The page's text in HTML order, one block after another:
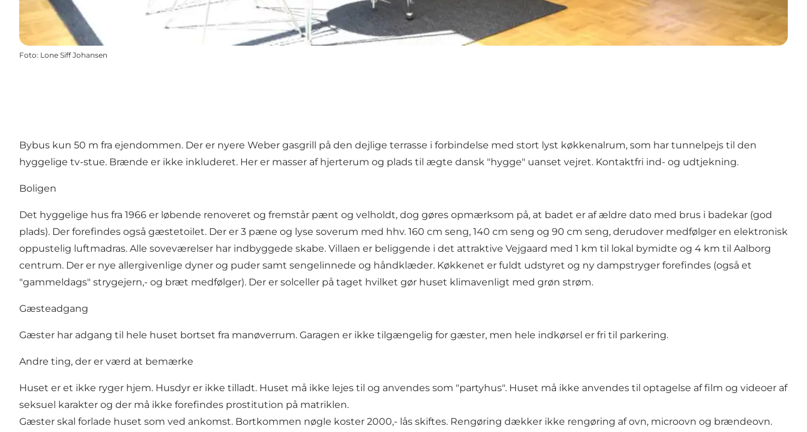
Foto: Lone Siff Johansen
Bybus kun 50 m fra ejendommen. Der er nyere Weber gasgrill på den dejlige terrasse i forbindelse med stort lyst køkkenalrum, som har tunnelpejs til den
hyggelige tv-stue. Brænde er ikke inkluderet. Her er masser af hjerterum og plads til ægte dansk "hygge" uanset vejret. Kontaktfri ind- og udtjekning.
Boligen
Det hyggelige hus fra 1966 er løbende renoveret og fremstår pænt og velholdt, dog gøres opmærksom på, at badet er af ældre dato med brus i badekar (god
plads). Der forefindes også gæstetoilet. Der er 3 pæne og lyse soverum med hhv. 160 cm seng, 140 cm seng og 90 cm seng, derudover medfølger en elektronisk
oppustelig luftmadras. Alle soveværelser har indbyggede skabe. Villaen er beliggende i det attraktive Vejgaard med 1 km til lokal bymidte og 4 km til Aalborg
centrum. Der er nye allergivenlige dyner og puder samt sengelinnede og håndklæder. Køkkenet er fuldt udstyret og ny dampstryger forefindes (også et
"gammeldags" strygejern,- og bræt medfølger). Der er solceller på taget hvilket gør huset klimavenligt med grøn strøm.
Gæsteadgang
Gæster har adgang til hele huset bortset fra manøverrum. Garagen er ikke tilgængelig for gæster, men hele indkørsel er fri til parkering.
Andre ting, der er værd at bemærke
Huset er et ikke ryger hjem. Husdyr er ikke tilladt. Huset må ikke lejes til og anvendes som "partyhus". Huset må ikke anvendes til optagelse af film og videoer af
seksuel karakter og der må ikke forefindes prostitution på matriklen.
Gæster skal forlade huset som ved ankomst. Bortkommen nøgle koster 2000,- lås skiftes. Rengøring dækker ikke rengøring af ovn, microovn og brændeovn.